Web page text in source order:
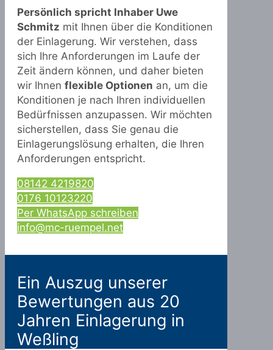
Persönlich spricht Inhaber Uwe
Schmitz mit Ihnen über die Konditionen
der Einlagerung. Wir verstehen, dass
sich Ihre Anforderungen im Laufe der
Zeit ändern können, und daher bieten
wir Ihnen flexible Optionen an, um die
Konditionen je nach Ihren individuellen
Bedürfnissen anzupassen. Wir möchten
sicherstellen, dass Sie genau die
Einlagerungslösung erhalten, die Ihren
Anforderungen entspricht.
08142 4219820
0176 10123220
Per WhatsApp schreiben
info@mc-ruempel.net
Ein Auszug unserer
Bewertungen aus 20
Jahren Einlagerung in
Weßling